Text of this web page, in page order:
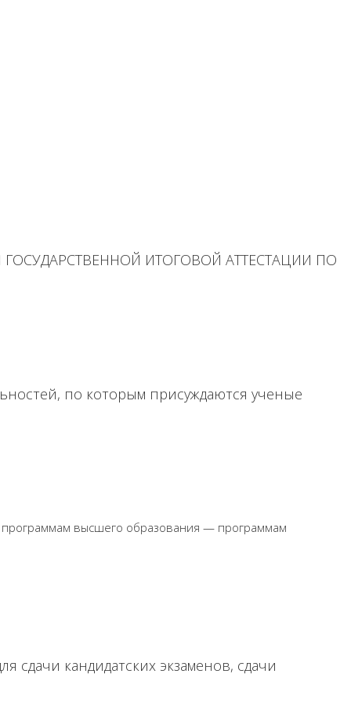
ГОСУДАРСТВЕННОЙ ИТОГОВОЙ АТТЕСТАЦИИ ПО
по которым присуждаются ученые
программам высшего образования — программам
сдачи кандидатских экзаменов, сдачи